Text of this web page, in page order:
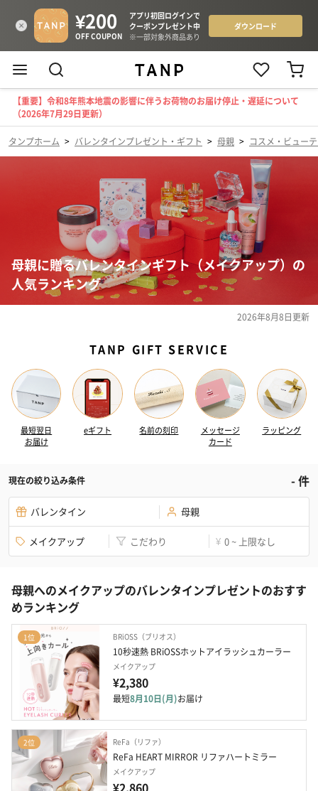
【重要】令和8年熊本地震の影響に伴うお荷物のお届け停止・遅延について
（2026年7月29日更新）
タンプホーム > バレンタインプレゼント・ギフト > 母親 > コスメ・ビュー
母親に贈るバレンタインギフト（メイクアップ）の
人気ランキング
2026年8月8日更新
TANP GIFT SERVICE
最短翌日
お届け
eギフト 名前の刻印
メッセージ
カード
ラッピング
現在の絞り込み条件 -件
バレンタイン 母親
メイクアップ こだわり ¥ 0 ~ 上限なし
母親へのメイクアップのバレンタインプレゼントのおすす
めランキング
1位 BRiOSS（ブリオス）
10秒速熱 BRiOSSホットアイラッシュカーラー
メイクアップ
¥2,380
最短8月10日(月)お届け
2位 ReFa（リファ）
ReFa HEART MIRROR リファハートミラー
メイクアップ
¥2,860